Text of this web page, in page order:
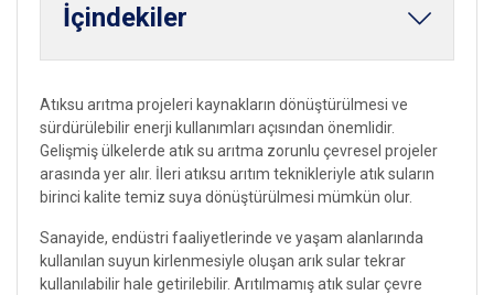
İçindekiler
Atıksu arıtma projeleri kaynakların dönüştürülmesi ve
sürdürülebilir enerji kullanımları açısından önemlidir.
Gelişmiş ülkelerde atık su arıtma zorunlu çevresel projeler
arasında yer alır. İleri atıksu arıtım teknikleriyle atık suların
birinci kalite temiz suya dönüştürülmesi mümkün olur.
Sanayide, endüstri faaliyetlerinde ve yaşam alanlarında
kullanılan suyun kirlenmesiyle oluşan arık sular tekrar
kullanılabilir hale getirilebilir. Arıtılmamış atık sular çevre